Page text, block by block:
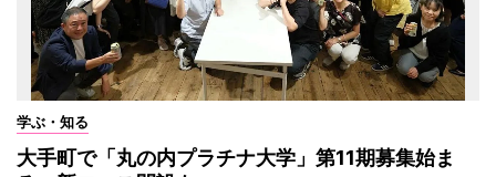
学ぶ・知る
大手町で「丸の内プラチナ大学」第11期募集始ま